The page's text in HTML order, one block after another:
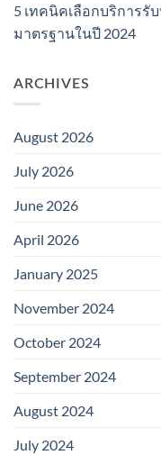
5 เทคนิคเลือกบริการรั
มาตรฐานในปี 2024
ARCHIVES
August 2026
July 2026
June 2026
April 2026
January 2025
November 2024
October 2024
September 2024
August 2024
July 2024